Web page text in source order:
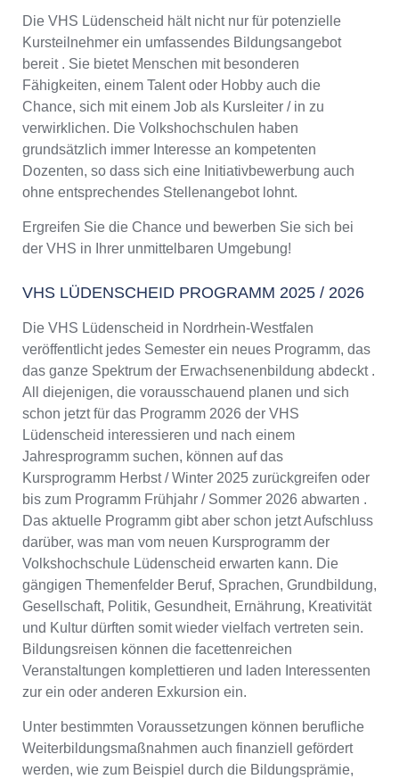
Die VHS Lüdenscheid hält nicht nur für potenzielle
Kursteilnehmer ein umfassendes Bildungsangebot
bereit . Sie bietet Menschen mit besonderen
Fähigkeiten, einem Talent oder Hobby auch die
Chance, sich mit einem Job als Kursleiter / in zu
verwirklichen. Die Volkshochschulen haben
grundsätzlich immer Interesse an kompetenten
Dozenten, so dass sich eine Initiativbewerbung auch
ohne entsprechendes Stellenangebot lohnt.
Ergreifen Sie die Chance und bewerben Sie sich bei
der VHS in Ihrer unmittelbaren Umgebung!
VHS LÜDENSCHEID PROGRAMM 2025 / 2026
Die VHS Lüdenscheid in Nordrhein-Westfalen
veröffentlicht jedes Semester ein neues Programm, das
das ganze Spektrum der Erwachsenenbildung abdeckt .
All diejenigen, die vorausschauend planen und sich
schon jetzt für das Programm 2026 der VHS
Lüdenscheid interessieren und nach einem
Jahresprogramm suchen, können auf das
Kursprogramm Herbst / Winter 2025 zurückgreifen oder
bis zum Programm Frühjahr / Sommer 2026 abwarten .
Das aktuelle Programm gibt aber schon jetzt Aufschluss
darüber, was man vom neuen Kursprogramm der
Volkshochschule Lüdenscheid erwarten kann. Die
gängigen Themenfelder Beruf, Sprachen, Grundbildung,
Gesellschaft, Politik, Gesundheit, Ernährung, Kreativität
und Kultur dürften somit wieder vielfach vertreten sein.
Bildungsreisen können die facettenreichen
Veranstaltungen komplettieren und laden Interessenten
zur ein oder anderen Exkursion ein.
Unter bestimmten Voraussetzungen können berufliche
Weiterbildungsmaßnahmen auch finanziell gefördert
werden, wie zum Beispiel durch die Bildungsprämie,